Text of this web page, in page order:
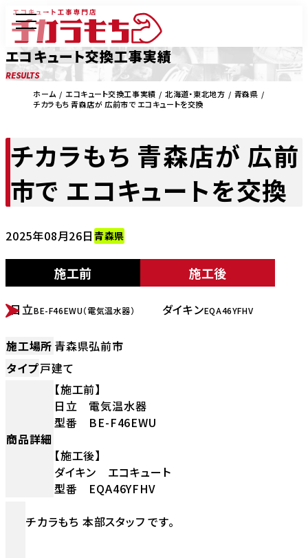
エコキュート交換工事実績
RESULTS
ホーム エコキュート交換工事実績 北海道・東北地方
青森県
チカラもち 青森店が 広前市で エコキュートを交換
チカラもち 青森店が 広前
市で エコキュートを交換
2025年08月26日 青森県
施工前
BEFORE
日立BE-F46EWU（電気温水器）
施工後
AFTER
ダイキンEQA46YFHV
施工場所 青森県弘前市
タイプ戸建て
商品詳細
【施工前】
日立 電気温水器
型番 BE-F46EWU
【施工後】
ダイキン エコキュート
型番 EQA46YFHV
チカラもち 本部スタッフ です。